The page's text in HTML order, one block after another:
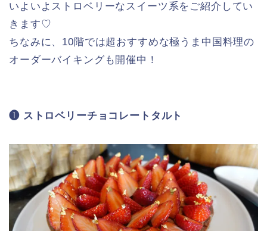
いよいよストロベリーなスイーツ系をご紹介してい
きます♡
ちなみに、10階では超おすすめな極うま中国料理の
オーダーバイキングも開催中！
❶ ストロベリーチョコレートタルト